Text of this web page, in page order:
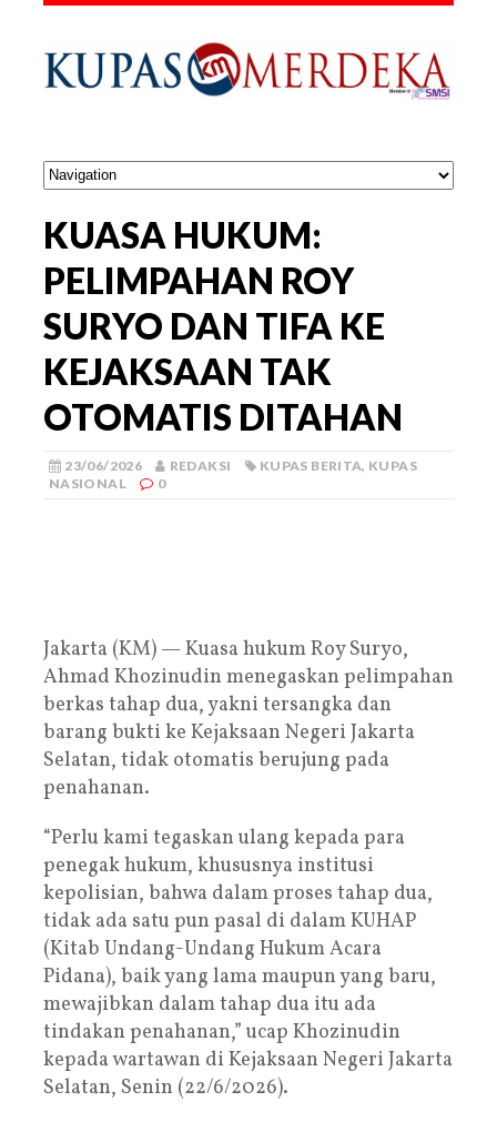
KUASA HUKUM:
PELIMPAHAN ROY
SURYO DAN TIFA KE
KEJAKSAAN TAK
OTOMATIS DITAHAN
23/06/2026 REDAKSI KUPAS BERITA, KUPAS
NASIONAL
0
Jakarta (KM) — Kuasa hukum Roy Suryo,
Ahmad Khozinudin menegaskan pelimpahan
berkas tahap dua, yakni tersangka dan
barang bukti ke Kejaksaan Negeri Jakarta
Selatan, tidak otomatis berujung pada
penahanan.
“Perlu kami tegaskan ulang kepada para
penegak hukum, khususnya institusi
kepolisian, bahwa dalam proses tahap dua,
tidak ada satu pun pasal di dalam KUHAP
(Kitab Undang-Undang Hukum Acara
Pidana), baik yang lama maupun yang baru,
mewajibkan dalam tahap dua itu ada
tindakan penahanan,” ucap Khozinudin
kepada wartawan di Kejaksaan Negeri Jakarta
Selatan, Senin (22/6/2026).